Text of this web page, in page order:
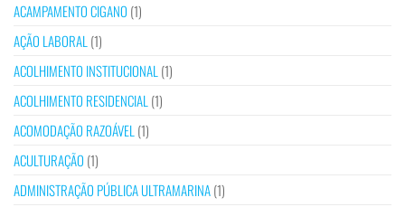
ACAMPAMENTO CIGANO (1)
AÇÃO LABORAL (1)
ACOLHIMENTO INSTITUCIONAL (1)
ACOLHIMENTO RESIDENCIAL (1)
ACOMODAÇÃO RAZOÁVEL (1)
ACULTURAÇÃO (1)
ADMINISTRAÇÃO PÚBLICA ULTRAMARINA(1)